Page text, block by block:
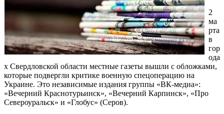
2
ма
рта
в
гор
ода
х Свердловской области местные газеты вышли с обложками,
которые подвергли критике военную спецоперацию на
Украине. Это независимые издания группы «ВК-медиа»:
«Вечерний Краснотурьинск», «Вечерний Карпинск», «Про
Североуральск» и «Глобус» (Серов).